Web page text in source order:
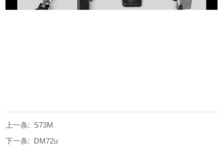
上一条: S73M
下一条:
DM72u